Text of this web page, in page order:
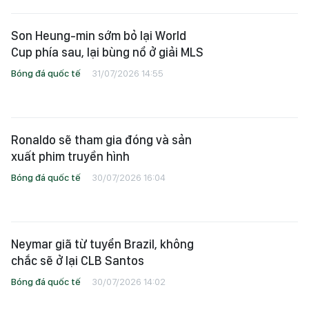
Son Heung-min sớm bỏ lại World
Cup phía sau, lại bùng nổ ở giải MLS
Bóng đá quốc tế 31/07/2026 14:55
Ronaldo sẽ tham gia đóng và sản
xuất phim truyền hình
Bóng đá quốc tế 30/07/2026 16:04
Neymar giã từ tuyển Brazil, không
chắc sẽ ở lại CLB Santos
Bóng đá quốc tế 30/07/2026 14:02